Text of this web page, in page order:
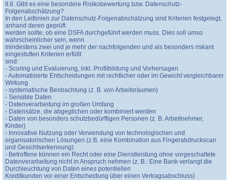
II.8. Gibt es eine besondere Risikobewertung bzw. Datenschutz-
Folgenabschätzung?
In den Leitlinien zur Datenschutz-Folgenabschätzung sind Kriterien festgelegt,
anhand deren geprüft
werden sollte, ob eine DSFA durchgeführt werden muss. Dies soll umso
wahrscheinlicher sein, wenn
mindestens zwei und je mehr der nachfolgenden und als besonders riskant
eingestuften Kriterien erfüllt
sind:
- Scoring und Evaluierung, inkl. Profilbildung und Vorhersagen
- Automatisierte Entscheidungen mit rechtlicher oder im Gewicht vergleichbarer
Wirkung
- systematische Beobachtung (z. B. von Arbeitsräumen)
- Sensible Daten
- Datenverarbeitung im großen Umfang
- Datensätze, die abgeglichen oder kombiniert werden
- Daten von besonders schutzbedürftigen Personen (z. B. Arbeitnehmer,
Kinder)
- Innovative Nutzung oder Verwendung von technologischen und
organisatorischen Lösungen (z.B. eine Kombination aus Fingerabdruckscan
und Gesichtserkennung)
- Betroffene können ein Recht oder eine Dienstleistung ohne vorgeschaltete
Datenverarbeitung nicht in Anspruch nehmen (z. B.: Eine Bank verlangt die
Durchleuchtung von Daten eines potentiellen
Kreditkunden vor einer Entscheidung über einen Vertragsabschluss)